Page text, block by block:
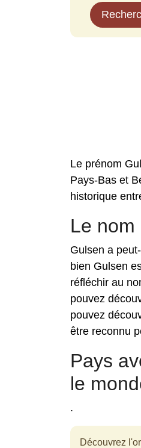
Le prénom
Pays-Bas et
historique
Le nom
Gulsen a
bien Gulsen
réfléchir au
pouvez
pouvez
être reconnu
Pays
le
.
Découvrez